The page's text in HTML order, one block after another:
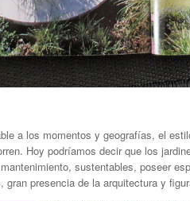
a los momentos y geografías, el
Hoy podríamos decir que los
sustentables, poseer
gran presencia de la arquitectura y